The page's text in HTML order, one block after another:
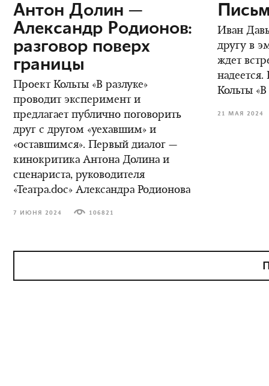
Антон Долин —
Александр Родионов:
разговор поверх
границы
Проект Кольты «В разлуке»
проводит эксперимент и
предлагает публично поговорить
друг с другом «уехавшим» и
«оставшимся». Первый диалог —
кинокритика Антона Долина и
сценариста, руководителя
«Театра.doc» Александра Родионова
7 ИЮНЯ 2024 106821
Иван
другу в
ждет
надеется.
Кольты «В
21 МАЯ 2024